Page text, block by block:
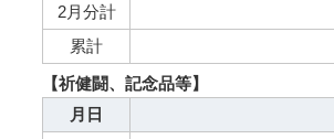
2月分計
累計
【祈健闘、記念品等】
月日